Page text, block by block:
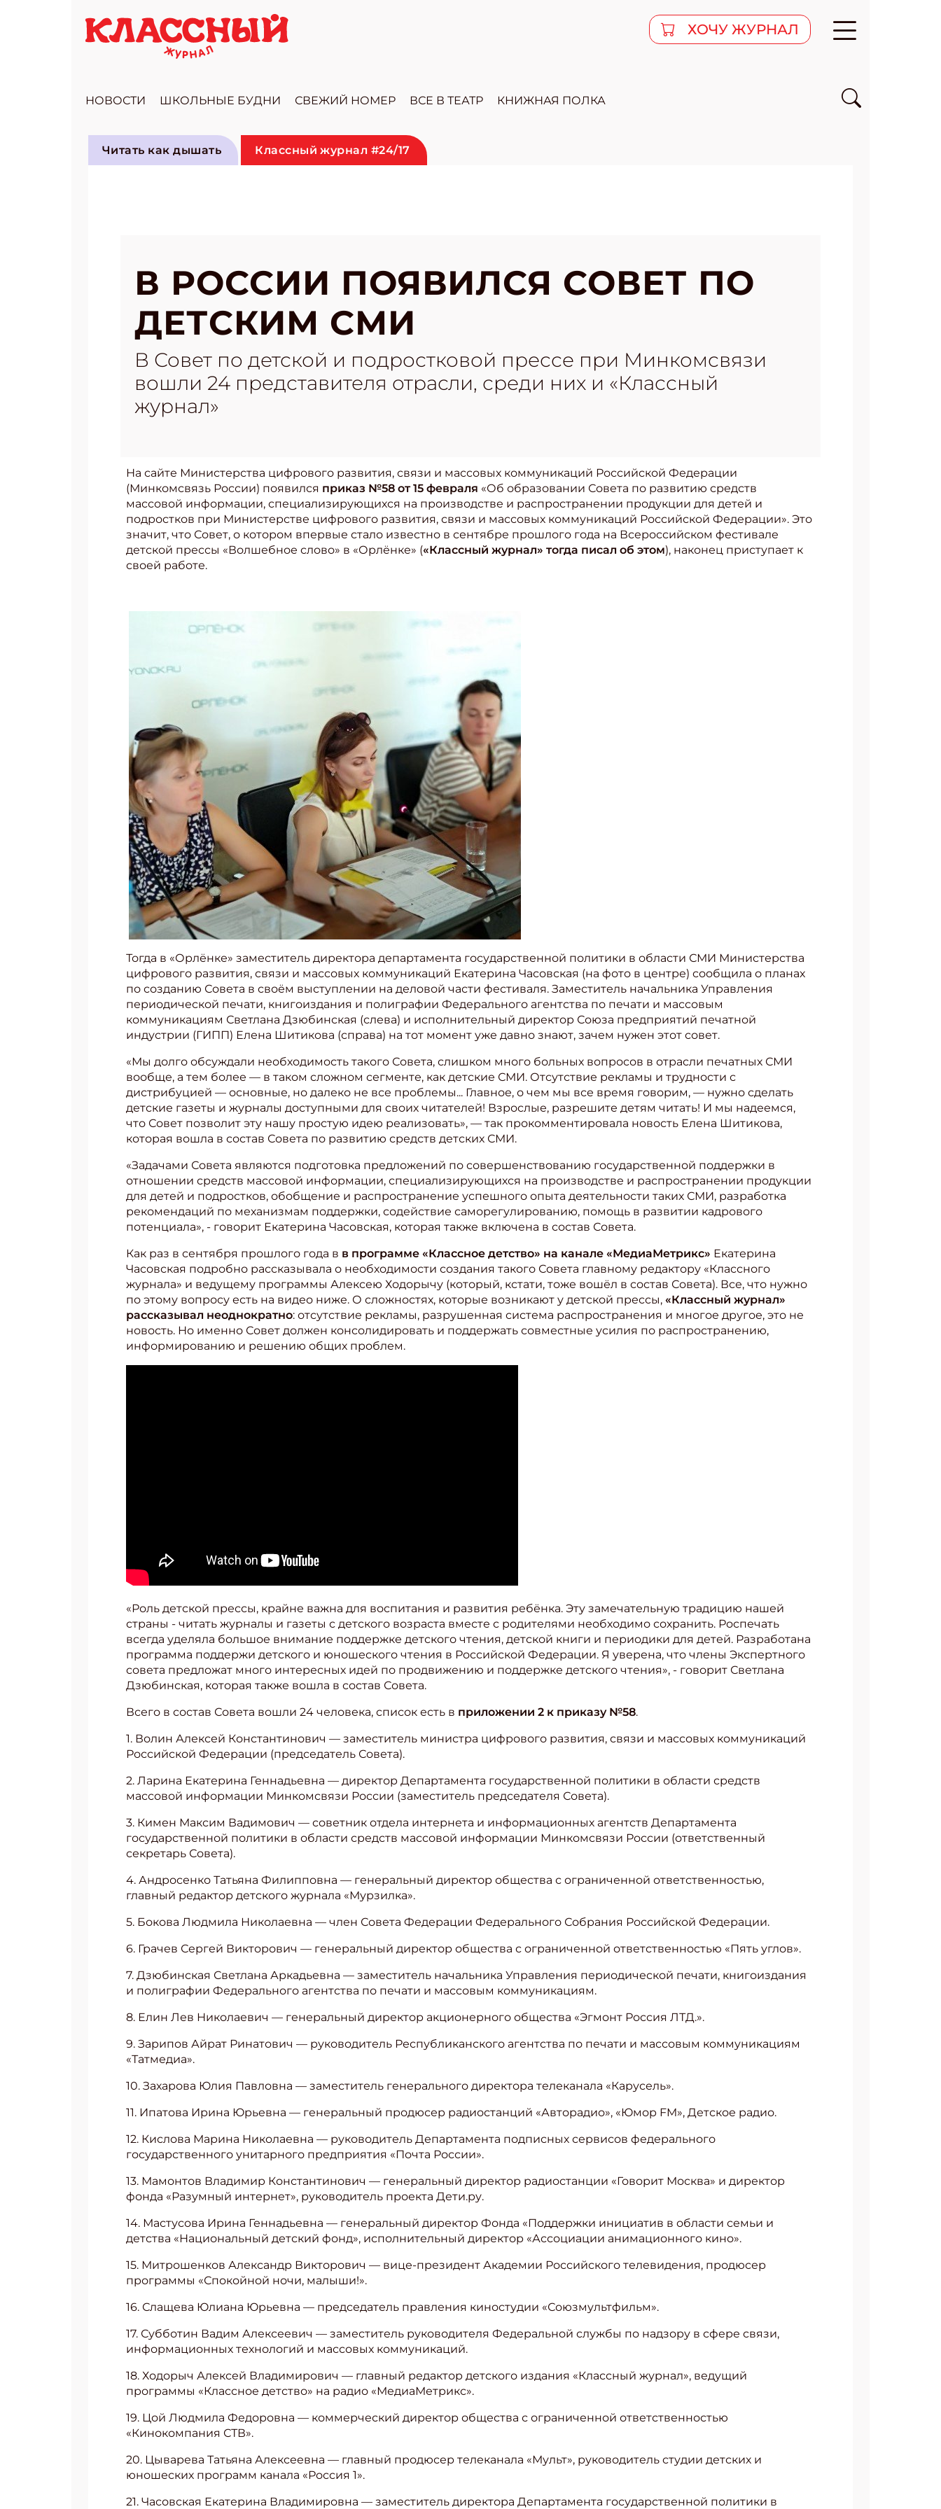
ХОЧУ ЖУРНАЛ
НОВОСТИ ШКОЛЬНЫЕ БУДНИ СВЕЖИЙ НОМЕР ВСЕ В ТЕАТР КНИЖНАЯ ПОЛКА
Читать как дышать Классный журнал #24/17
В РОССИИ ПОЯВИЛСЯ СОВЕТ ПО
ДЕТСКИМ СМИ
В Совет по детской и подростковой прессе при Минкомсвязи
вошли 24 представителя отрасли, среди них и «Классный
журнал»
На сайте Министерствa цифрового развития, связи и массовых коммуникаций Российской Федерации
(Минкомсвязь России) появился приказ №58 от 15 февраля «Об образовании Совета по развитию средств
массовой информации, специализирующихся на производстве и распространении продукции для детей и
подростков при Министерстве цифрового развития, связи и массовых коммуникаций Российской Федерации». Это
значит, что Совет, о котором впервые стало известно в сентябре прошлого года на Всероссийском фестивале
детской прессы «Волшебное слово» в «Орлёнке» («Классный журнал» тогда писал об этом), наконец приступает к
своей работе.
Тогда в «Орлёнке» заместитель директора департамента государственной политики в области СМИ Министерства
цифрового развития, связи и массовых коммуникаций Екатерина Часовская (на фото в центре) сообщила о планах
по созданию Совета в своём выступлении на деловой части фестиваля. Заместитель начальника Управления
периодической печати, книгоиздания и полиграфии Федерального агентства по печати и массовым
коммуникациям Светлана Дзюбинская (слева) и исполнительный директор Союза предприятий печатной
индустрии (ГИПП) Елена Шитикова (справа) на тот момент уже давно знают, зачем нужен этот совет.
«Мы долго обсуждали необходимость такого Совета, слишком много больных вопросов в отрасли печатных СМИ
вообще, а тем более — в таком сложном сегменте, как детские СМИ. Отсутствие рекламы и трудности с
дистрибуцией — основные, но далеко не все проблемы... Главное, о чем мы все время говорим, — нужно сделать
детские газеты и журналы доступными для своих читателей! Взрослые, разрешите детям читать! И мы надеемся,
что Совет позволит эту нашу простую идею реализовать», — так прокомментировала новость Елена Шитикова,
которая вошла в состав Совета по развитию средств детских СМИ.
«Задачами Совета являются подготовка предложений по совершенствованию государственной поддержки в
отношении средств массовой информации, специализирующихся на производстве и распространении продукции
для детей и подростков, обобщение и распространение успешного опыта деятельности таких СМИ, разработка
рекомендаций по механизмам поддержки, содействие саморегулированию, помощь в развитии кадрового
потенциала», - говорит Екатерина Часовская, которая также включена в состав Совета.
Как раз в сентября прошлого года в в программе «Классное детство» на канале «МедиаМетрикс» Екатерина
Часовская подробно рассказывала о необходимости создания такого Совета главному редактору «Классного
журнала» и ведущему программы Алексею Ходорычу (который, кстати, тоже вошёл в состав Совета). Все, что нужно
по этому вопросу есть на видео ниже. О сложностях, которые возникают у детской прессы, «Классный журнал»
рассказывал неоднократно: отсутствие рекламы, разрушенная система распространения и многое другое, это не
новость. Но именно Совет должен консолидировать и поддержать совместные усилия по распространению,
информированию и решению общих проблем.
«Роль детской прессы, крайне важна для воспитания и развития ребёнка. Эту замечательную традицию нашей
страны - читать журналы и газеты с детского возраста вместе с родителями необходимо сохранить. Роспечать
всегда уделяла большое внимание поддержке детского чтения, детской книги и периодики для детей. Разработана
программа поддержи детского и юношеского чтения в Российской Федерации. Я уверена, что члены Экспертного
совета предложат много интересных идей по продвижению и поддержке детского чтения», - говорит Светлана
Дзюбинская, которая также вошла в состав Совета.
Всего в состав Совета вошли 24 человека, список есть в приложении 2 к приказу №58.
1. Волин Алексей Константинович — заместитель министра цифрового развития, связи и массовых коммуникаций
Российской Федерации (председатель Совета).
2. Ларина Екатерина Геннадьевна — директор Департамента государственной политики в области средств
массовой информации Минкомсвязи России (заместитель председателя Совета).
3. Кимен Максим Вадимович — советник отдела интернета и информационных агентств Департамента
государственной политики в области средств массовой информации Минкомсвязи России (ответственный
секретарь Совета).
4. Андросенко Татьяна Филипповна — генеральный директор общества с ограниченной ответственностью,
главный редактор детского журнала «Мурзилка».
5. Бокова Людмила Николаевна — член Совета Федерации Федерального Собрания Российской Федерации.
6. Грачев Сергей Викторович — генеральный директор общества с ограниченной ответственностью «Пять углов».
7. Дзюбинская Светлана Аркадьевна — заместитель начальника Управления периодической печати, книгоиздания
и полиграфии Федерального агентства по печати и массовым коммуникациям.
8. Елин Лев Николаевич — генеральный директор акционерного общества «Эгмонт Россия ЛТД.».
9. Зарипов Айрат Ринатович — руководитель Республиканского агентства по печати и массовым коммуникациям
«Татмедиа».
10. Захарова Юлия Павловна — заместитель генерального директора телеканала «Карусель».
11. Ипатова Ирина Юрьевна — генеральный продюсер радиостанций «Авторадио», «Юмор FM», Детское радио.
12. Кислова Марина Николаевна — руководитель Департамента подписных сервисов федерального
государственного унитарного предприятия «Почта России».
13. Мамонтов Владимир Константинович — генеральный директор радиостанции «Говорит Москва» и директор
фонда «Разумный интернет», руководитель проекта Дети.ру.
14. Мастусова Ирина Геннадьевна — генеральный директор Фонда «Поддержки инициатив в области семьи и
детства «Национальный детский фонд», исполнительный директор «Ассоциации анимационного кино».
15. Митрошенков Александр Викторович — вице-президент Академии Российского телевидения, продюсер
программы «Спокойной ночи, малыши!».
16. Слащева Юлиана Юрьевна — председатель правления киностудии «Союзмультфильм».
17. Субботин Вадим Алексеевич — заместитель руководителя Федеральной службы по надзору в сфере связи,
информационных технологий и массовых коммуникаций.
18. Ходорыч Алексей Владимирович — главный редактор детского издания «Классный журнал», ведущий
программы «Классное детство» на радио «МедиаМетрикс».
19. Цой Людмила Федоровна — коммерческий директор общества с ограниченной ответственностью
«Кинокомпания СТВ».
20. Цыварева Татьяна Алексеевна — главный продюсер телеканала «Мульт», руководитель студии детских и
юношеских программ канала «Россия 1».
21. Часовская Екатерина Владимировна — заместитель директора Департамента государственной политики в
ПОДПИСАТЬСЯ